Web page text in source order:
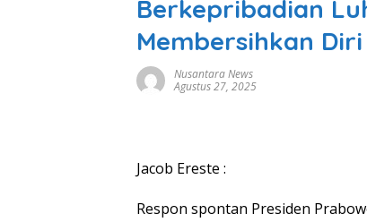
Berkepribadian
Membersihkan
Nusantara News
Agustus 27, 2025
Jacob Ereste :
Respon spontan Presiden